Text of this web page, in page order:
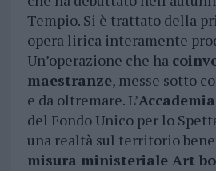
Tempio. Si è trattato della
opera lirica interamente
Un’operazione che ha
maestranze, messe sotto
e da oltremare. L’Accademia
del Fondo Unico per lo
una realtà sul territorio
misura ministeriale Art